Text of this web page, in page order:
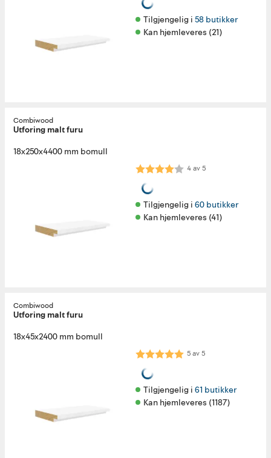
Tilgjengelig i 58 butikker
Kan hjemleveres (21)
Combiwood
Utforing malt furu
18x250x4400 mm bomull
Karakter: 4.0 av 5 mulige
4av5
Tilgjengelig i 60 butikker
Kan hjemleveres (41)
Combiwood
Utforing malt furu
18x45x2400 mm bomull
Karakter: 5.0 av 5 mulige
5av5
Tilgjengelig i 61 butikker
Kan hjemleveres (1187)